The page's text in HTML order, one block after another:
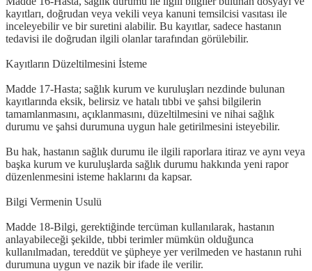
kayıtları, doğrudan veya vekili veya kanuni temsilcisi vasıtası ile
inceleyebilir ve bir suretini alabilir. Bu kayıtlar, sadece hastanın
tedavisi ile doğrudan ilgili olanlar tarafından görülebilir.
Kayıtların Düzeltilmesini İsteme
Madde 17-Hasta; sağlık kurum ve kuruluşları nezdinde bulunan
kayıtlarında eksik, belirsiz ve hatalı tıbbi ve şahsi bilgilerin
tamamlanmasını, açıklanmasını, düzeltilmesini ve nihai sağlık
durumu ve şahsi durumuna uygun hale getirilmesini isteyebilir.
Bu hak, hastanın sağlık durumu ile ilgili raporlara itiraz ve aynı veya
başka kurum ve kuruluşlarda sağlık durumu hakkında yeni rapor
düzenlenmesini isteme haklarını da kapsar.
Bilgi Vermenin Usulü
Madde 18-Bilgi, gerektiğinde tercüman kullanılarak, hastanın
anlayabileceği şekilde, tıbbi terimler mümkün olduğunca
kullanılmadan, tereddüt ve şüpheye yer verilmeden ve hastanın ruhi
durumuna uygun ve nazik bir ifade ile verilir.